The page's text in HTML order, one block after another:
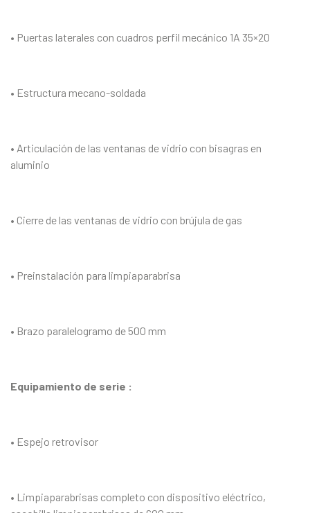
• Puertas laterales con cuadros perfil mecánico 1A 35×20
• Estructura mecano-soldada
• Articulación de las ventanas de vidrio con bisagras en
aluminio
• Cierre de las ventanas de vidrio con brújula de gas
• Preinstalación para limpiaparabrisa
• Brazo paralelogramo de 500 mm
Equipamiento de serie :
• Espejo retrovisor
• Limpiaparabrisas completo con dispositivo eléctrico,